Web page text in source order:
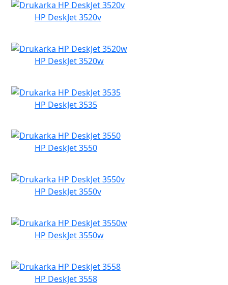
HP DeskJet 3520v
HP DeskJet 3520w
HP DeskJet 3535
HP DeskJet 3550
HP DeskJet 3550v
HP DeskJet 3550w
HP DeskJet 3558